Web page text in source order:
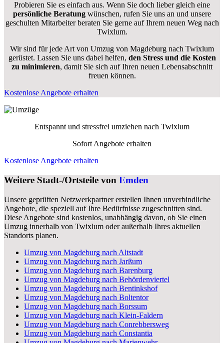
Probieren Sie es einfach aus. Wenn Sie doch lieber gleich eine
persönliche Beratung wünschen, rufen Sie uns an und unsere
geschulten Mitarbeiter beraten Sie gerne auf Ihrem neuen Weg nach
Twixlum.
Wir sind für jede Art von Umzug von Magdeburg nach Twixlum
gerüstet. Lassen Sie uns dabei helfen, den Stress und die Kosten
zu minimieren, damit Sie sich auf Ihren neuen Lebensabschnitt
freuen können.
Kostenlose Angebote erhalten
Entspannt und stressfrei umziehen nach Twixlum
Sofort Angebote erhalten
Kostenlose Angebote erhalten
Weitere Stadt-/Ortsteile von Emden
Unsere geprüften Netzwerkpartner erstellen Ihnen unverbindliche
Angebote, die speziell auf Ihre Bedürfnisse zugeschnitten sind.
Diese Angebote sind kostenlos, unabhängig davon, ob Sie einen
Umzug innerhalb von Twixlum oder außerhalb Ihres aktuellen
Standorts planen.
Umzug von Magdeburg nach Altstadt
Umzug von Magdeburg nach Jarßum
Umzug von Magdeburg nach Barenburg
Umzug von Magdeburg nach Behördenviertel
Umzug von Magdeburg nach Bentinkshof
Umzug von Magdeburg nach Boltentor
Umzug von Magdeburg nach Borssum
Umzug von Magdeburg nach Klein-Faldern
Umzug von Magdeburg nach Conrebbersweg
Umzug von Magdeburg nach Constantia